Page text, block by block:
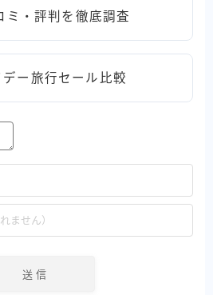
ミ・評判を徹底調査
ー旅行セール比較